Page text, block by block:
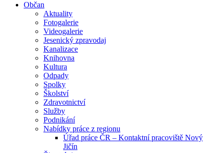
Občan
Aktuality
Fotogalerie
Videogalerie
Jesenický zpravodaj
Kanalizace
Knihovna
Kultura
Odpady
Spolky
Školství
Zdravotnictví
Služby
Podnikání
Nabídky práce z regionu
Úřad práce ČR – Kontaktní pracoviště Nový
Jičín